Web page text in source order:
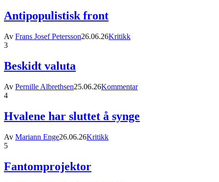
Antipopulistisk front
Av Frans Josef Petersson26.06.26Kritikk
3
Beskidt valuta
Av Pernille Albrethsen25.06.26Kommentar
4
Hvalene har sluttet å synge
Av Mariann Enge26.06.26Kritikk
5
Fantomprojektor